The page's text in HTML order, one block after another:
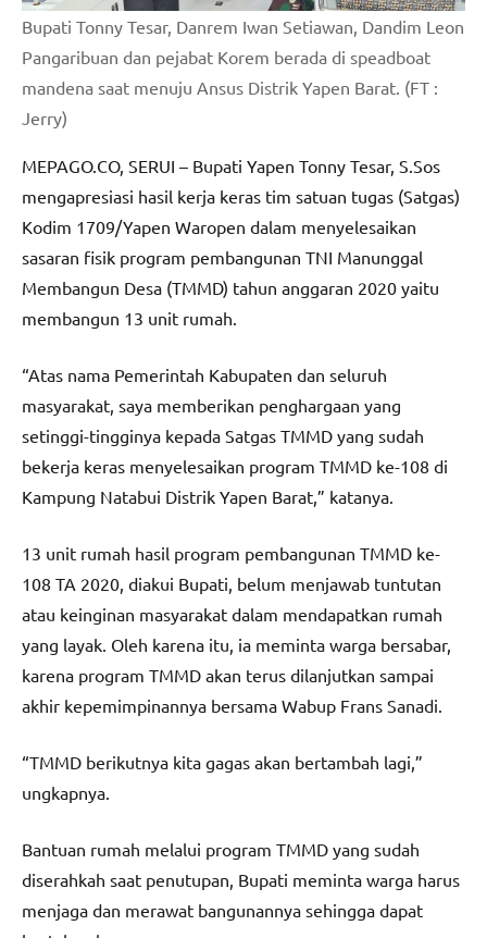
Bupati Tonny Tesar, Danrem Iwan Setiawan, Dandim Leon
Pangaribuan dan pejabat Korem berada di speadboat
mandena saat menuju Ansus Distrik Yapen Barat. (FT :
Jerry)
MEPAGO.CO, SERUI – Bupati Yapen Tonny Tesar, S.Sos
mengapresiasi hasil kerja keras tim satuan tugas (Satgas)
Kodim 1709/Yapen Waropen dalam menyelesaikan
sasaran fisik program pembangunan TNI Manunggal
Membangun Desa (TMMD) tahun anggaran 2020 yaitu
membangun 13 unit rumah.
“Atas nama Pemerintah Kabupaten dan seluruh
masyarakat, saya memberikan penghargaan yang
setinggi-tingginya kepada Satgas TMMD yang sudah
bekerja keras menyelesaikan program TMMD ke-108 di
Kampung Natabui Distrik Yapen Barat,” katanya.
13 unit rumah hasil program pembangunan TMMD ke-
108 TA 2020, diakui Bupati, belum menjawab tuntutan
atau keinginan masyarakat dalam mendapatkan rumah
yang layak. Oleh karena itu, ia meminta warga bersabar,
karena program TMMD akan terus dilanjutkan sampai
akhir kepemimpinannya bersama Wabup Frans Sanadi.
“TMMD berikutnya kita gagas akan bertambah lagi,”
ungkapnya.
Bantuan rumah melalui program TMMD yang sudah
diserahkah saat penutupan, Bupati meminta warga harus
menjaga dan merawat bangunannya sehingga dapat